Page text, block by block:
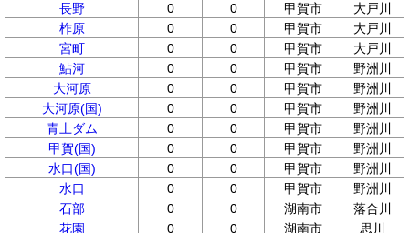
長野
0 0 甲賀市
大戸川
柞原
0 0 甲賀市
大戸川
宮町
0 0 甲賀市
大戸川
鮎河
0 0 甲賀市
野洲川
大河原
0 0 甲賀市
野洲川
大河原(国)
0 0 甲賀市
野洲川
青土ダム
0 0 甲賀市
野洲川
甲賀(国)
0 0 甲賀市
野洲川
水口(国)
0 0 甲賀市
野洲川
水口
0 0 甲賀市
野洲川
石部
0 0 湖南市
落合川
花園
0 0 湖南市
思川